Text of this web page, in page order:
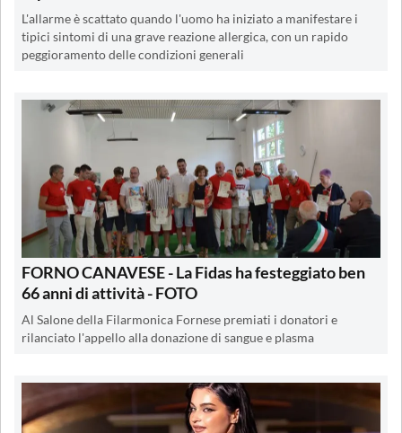
L'allarme è scattato quando l'uomo ha iniziato a manifestare i
tipici sintomi di una grave reazione allergica, con un rapido
peggioramento delle condizioni generali
FORNO CANAVESE - La Fidas ha festeggiato ben
66 anni di attività - FOTO
Al Salone della Filarmonica Fornese premiati i donatori e
rilanciato l'appello alla donazione di sangue e plasma